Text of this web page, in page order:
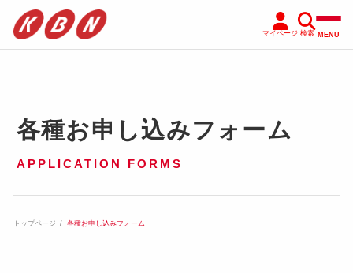
マイページ 検索 MENU
各種お申し込みフォーム
APPLICATION FORMS
トップページ 各種お申し込みフォーム